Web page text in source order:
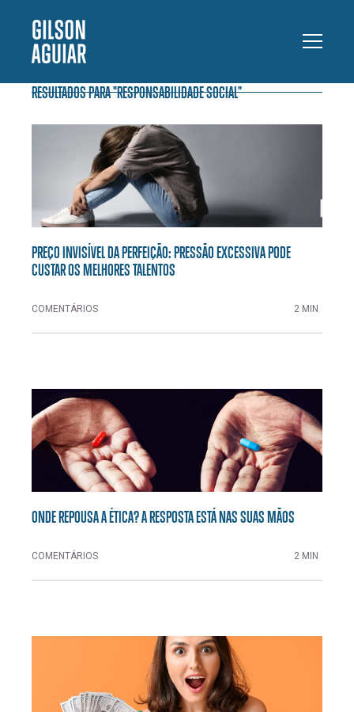
RESULTADOS PARA "RESPONSABILIDADE SOCIAL"
PREÇO INVISÍVEL DA PERFEIÇÃO: PRESSÃO EXCESSIVA PODE
CUSTAR OS MELHORES TALENTOS
COMENTÁRIOS 2 MIN
ONDE REPOUSA A ÉTICA? A RESPOSTA ESTÁ NAS SUAS MÃOS
COMENTÁRIOS 2 MIN